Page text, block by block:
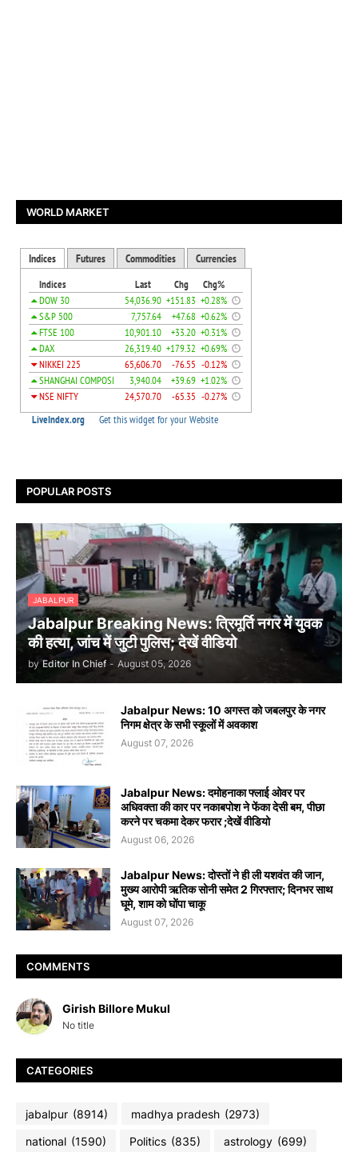
WORLD MARKET
POPULAR POSTS
JABALPUR
Jabalpur Breaking News: त्रिमूर्ति नगर में युवक
की हत्या, जांच में जुटी पुलिस; देखें वीडियो
by Editor In Chief - August 05, 2026
Jabalpur News: 10 अगस्त को जबलपुर के नगर
निगम क्षेत्र के सभी स्कूलों में अवकाश
August 07, 2026
Jabalpur News: दमोहनाका फ्लाई ओवर पर
अधिवक्ता की कार पर नकाबपोश ने फेंका देसी बम, पीछा
करने पर चकमा देकर फरार ;देखें वीडियो
August 06, 2026
Jabalpur News: दोस्तों ने ही ली यशवंत की जान,
मुख्य आरोपी ऋतिक सोनी समेत 2 गिरफ्तार; दिनभर साथ
घूमे, शाम को घोंपा चाकू
August 07, 2026
COMMENTS
Girish Billore Mukul
No title
CATEGORIES
jabalpur (8914) madhya pradesh (2973)
national (1590) Politics (835) astrology (699)